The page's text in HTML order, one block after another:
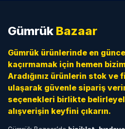
Gümrük Bazaar
Gümrük ürünlerinde en
kaçırmamak için hemen
Aradığınız ürünlerin stok ve
ulaşarak güvenle sipariş
seçenekleri birlikte
alışverişin keyfini çıkarın.